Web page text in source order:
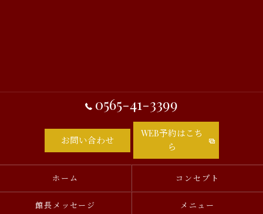
0565-41-3399
お問い合わせ
WEB予約はこち
ら
ホーム コンセプト
館長メッセージ メニュー